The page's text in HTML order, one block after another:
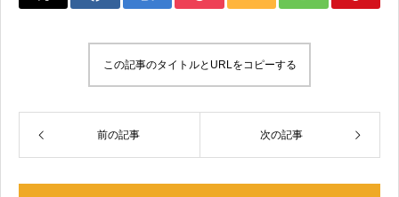
この記事のタイトルとURLをコピーする
前の記事 次の記事